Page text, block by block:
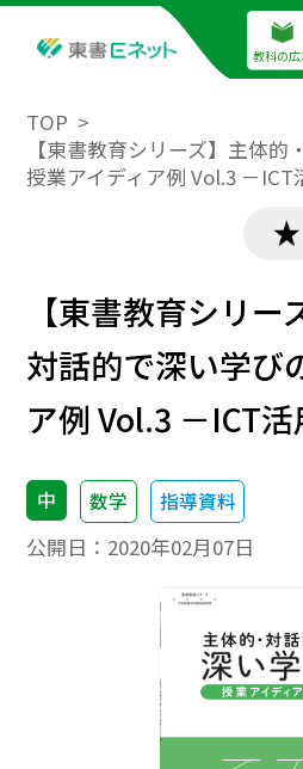
教科の広
TOP
【東書教育シリーズ】主体
授業アイディア例 Vol.3 －ICT
【東書教育シリー
対話的で深い学び
ア例 Vol.3 －ICT
中 数学 指導資料
公開日： 2020年02月07日